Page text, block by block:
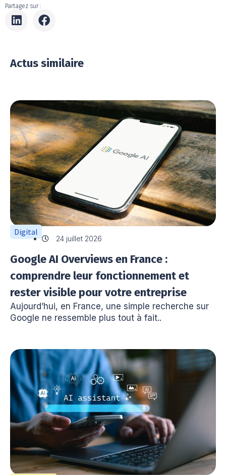
Partagez sur :
Actus similaire
Digital
24 juillet 2026
Google AI Overviews en France :
comprendre leur fonctionnement et
rester visible pour votre entreprise
Aujourd’hui, en France, une simple recherche sur
Google ne ressemble plus tout à fait..